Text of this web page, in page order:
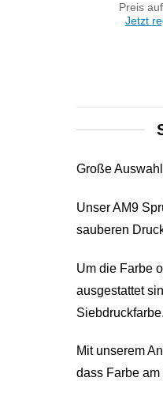
Preis
Jetzt
Große Auswahl
Unser AM9
sauberen
Um die Farbe
ausgestattet
Siebdruckfarbe.
Mit unserem
dass Farbe